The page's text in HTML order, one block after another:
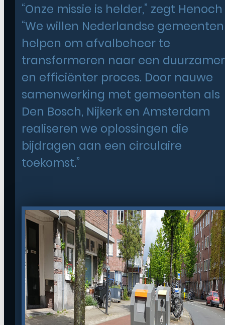
“Onze missie is helder,” zegt Henoch
“We willen Nederlandse gemeenten
helpen om afvalbeheer te
transformeren naar een duurzamer
en efficiënter proces. Door nauwe
samenwerking met gemeenten als
Den Bosch, Nijkerk en Amsterdam
realiseren we oplossingen die
bijdragen aan een circulaire
toekomst.”